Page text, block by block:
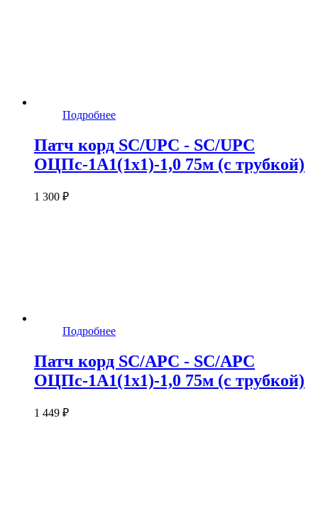
Подробнее
Патч корд SC/UPC - SC/UPC
ОЦПс-1А1(1х1)-1,0 75м (с трубкой)
1 300 ₽
Подробнее
Патч корд SC/APC - SC/APC
ОЦПс-1А1(1х1)-1,0 75м (с трубкой)
1 449 ₽